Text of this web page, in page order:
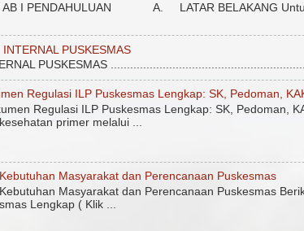
AB I PENDAHULUAN A. LATAR BELAKANG
PUSKESMAS
PUSKESMAS
Regulasi ILP Puskesmas Lengkap: SK, Pedoman,
Regulasi ILP Puskesmas Lengkap: SK, Pedoman,
primer melalui ...
Masyarakat dan Perencanaan Puskesmas
Masyarakat dan Perencanaan Puskesmas
Lengkap ( Klik ...